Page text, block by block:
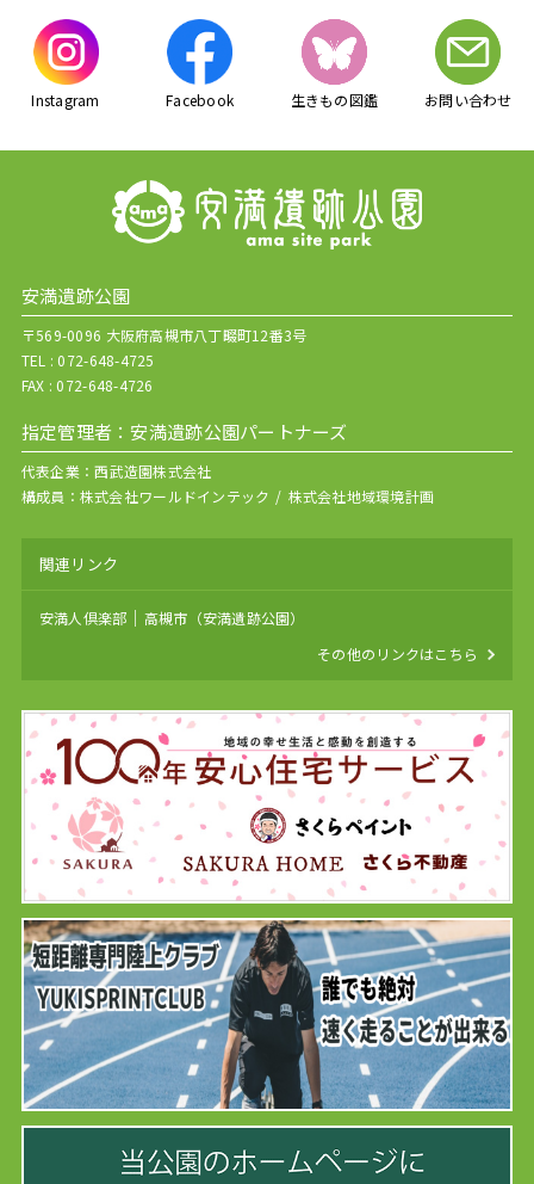
Instagram Facebook 生きもの図鑑 お問い合わせ
安満遺跡公園
〒569-0096 大阪府高槻市八丁畷町12番3号
TEL :072-648-4725
FAX : 072-648-4726
指定管理者：安満遺跡公園パートナーズ
代表企業：西武造園株式会社
構成員： 株式会社ワールドインテック 株式会社地域環境計画
関連リンク
安満人倶楽部
高槻市（安満遺跡公園）
その他のリンクはこちら